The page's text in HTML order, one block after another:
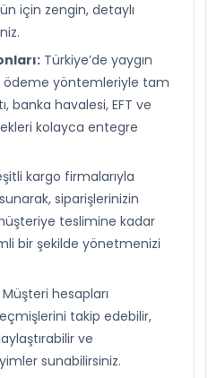
için zengin, detaylı
Türkiye’de yaygın
ödeme yöntemleriyle tam
banka havalesi, EFT ve
kolayca entegre
kargo firmalarıyla
siparişlerinizin
teslimine kadar
bir şekilde yönetmenizi
Müşteri hesapları
takip edebilir,
ve
sunabilirsiniz.